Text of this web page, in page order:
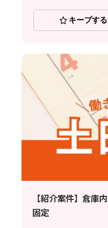
キープする
【紹介案件】倉庫
固定